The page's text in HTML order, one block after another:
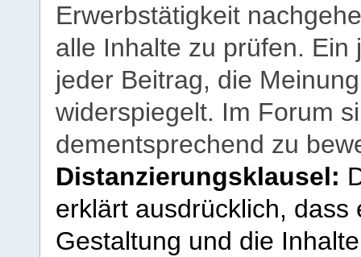
Erwerbstätigkeit
alle Inhalte zu prüfen.
jeder Beitrag, die
widerspiegelt. Im Forum
dementsprechend zu
Distanzierungsklausel:
erklärt ausdrücklich,
Gestaltung und die